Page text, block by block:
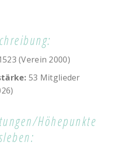
(Verein 2000)
53 Mitglieder
Höhepunkte